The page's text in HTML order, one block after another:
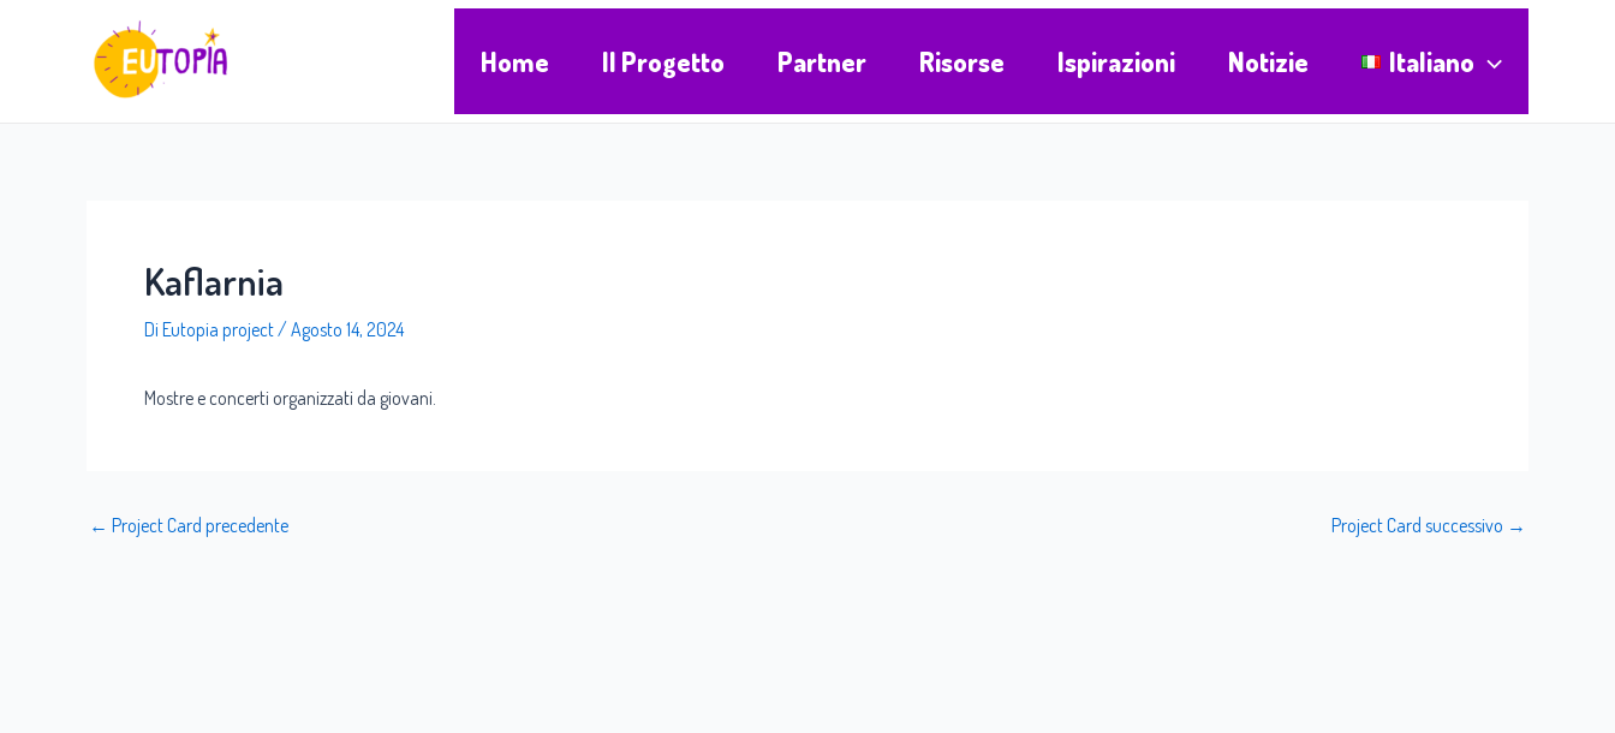
Home Il Progetto Partner Risorse Ispirazioni Notizie Italiano
Kaflarnia
Di Eutopia project/Agosto 14, 2024
Mostre e concerti organizzati da giovani.
Navigazione
articoli
← Project Card precedente Project Card successivo →